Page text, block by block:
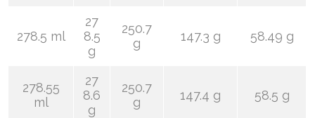
278.5 ml
27
8.5
g
250.7
g
147.3 g 58.49 g
278.55
ml
27
8.6
g
250.7
g
147.4 g 58.5 g